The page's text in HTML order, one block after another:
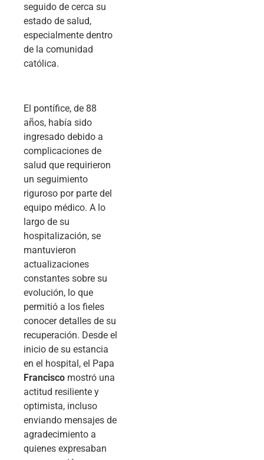
seguido de cerca su
estado de salud,
especialmente dentro
de la comunidad
católica.
El pontífice, de 88
años, había sido
ingresado debido a
complicaciones de
salud que requirieron
un seguimiento
riguroso por parte del
equipo médico. A lo
largo de su
hospitalización, se
mantuvieron
actualizaciones
constantes sobre su
evolución, lo que
permitió a los fieles
conocer detalles de su
recuperación. Desde el
inicio de su estancia
en el hospital, el Papa
Francisco mostró una
actitud resiliente y
optimista, incluso
enviando mensajes de
agradecimiento a
quienes expresaban